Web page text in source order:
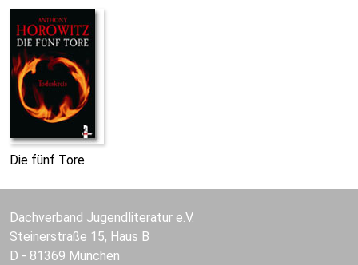
Die fünf Tore
Dachverband Jugendliteratur e.V.
Steinerstraße 15, Haus B
D - 81369 München